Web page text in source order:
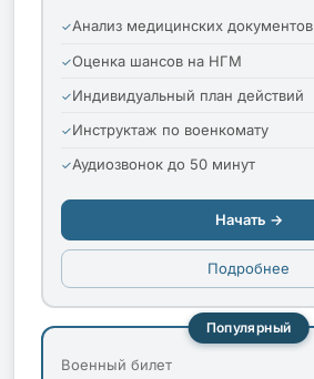
Анализ медицинских документов
Оценка шансов на НГМ
Индивидуальный план действий
Инструктаж по военкомату
Аудиозвонок до 50 минут
Начать →
Подробнее
Популярный
Военный билет